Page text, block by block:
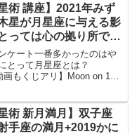
術 講座】2021年みず
星が月星座に与える影
っては心の拠り所であ
ケート一番多かったのはや
とって月星座とは？
画もくじアリ】Moon on 1st
月星座がうお座の方の2021
術 新月満月】双子座
手座の満月+2019かに